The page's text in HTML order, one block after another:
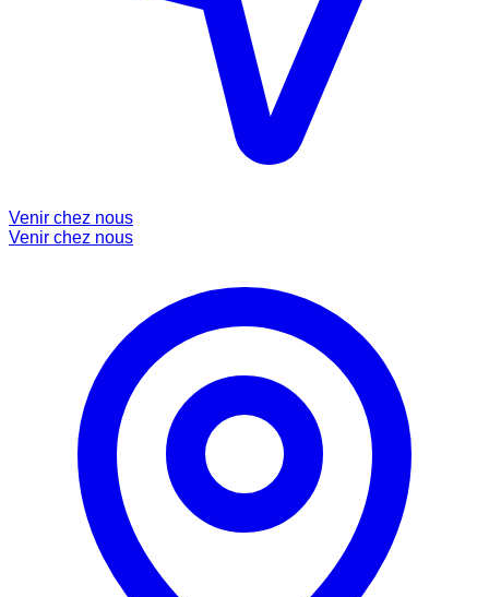
Venir chez nous
Venir chez nous